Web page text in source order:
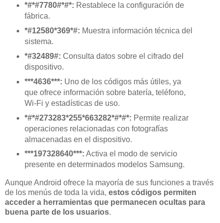
*#*#7780#*#*: Restablece la configuración de
fábrica.
*#12580*369*#: Muestra información técnica del
sistema.
*#32489#: Consulta datos sobre el cifrado del
dispositivo.
***4636***: Uno de los códigos más útiles, ya
que ofrece información sobre batería, teléfono,
Wi-Fi y estadísticas de uso.
*#*#273283*255*663282*#*#*: Permite realizar
operaciones relacionadas con fotografías
almacenadas en el dispositivo.
***197328640***: Activa el modo de servicio
presente en determinados modelos Samsung.
Aunque Android ofrece la mayoría de sus funciones a través
de los menús de toda la vida, estos códigos permiten
acceder a herramientas que permanecen ocultas para
buena parte de los usuarios.